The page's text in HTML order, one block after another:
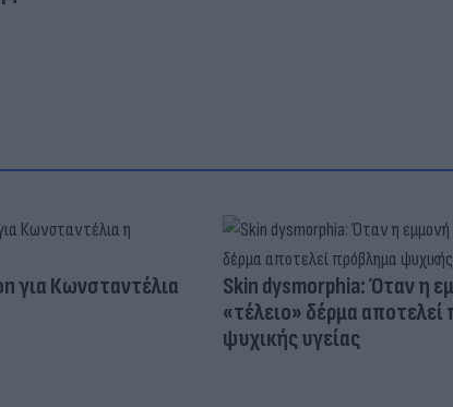
για Κωνσταντέλια
Skin dysmorphia: Όταν η
«τέλειο» δέρμα
ψυχικής υγείας